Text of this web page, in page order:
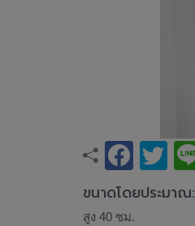
ขนาดโดยประมาณ:
สูง 40 ซม.